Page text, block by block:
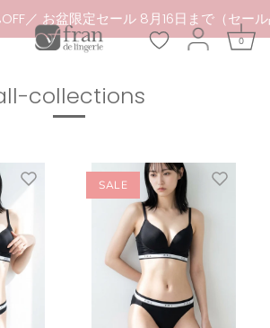
ール 8月16日まで（セール品除外）
0
collections
SALE